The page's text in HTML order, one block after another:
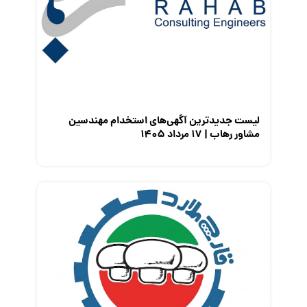
معرفی شرکت ها
لیست جدیدترین آگهی‌های استخدام مهندسین
مشاور رهاب | ۱۷ مرداد ۱۴۰۵